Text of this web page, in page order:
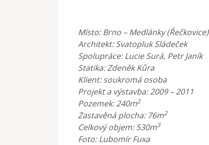
Místo: Brno – Medlánky (Řečkovice)
Architekt: Svatopluk Sládeček
Spolupráce: Lucie Surá, Petr Janík
Statika: Zdeněk Kůra
Klient: soukromá osoba
Projekt a výstavba: 2009 – 2011
Pozemek: 240m2
Zastavěná plocha: 76m2
Celkový objem: 530m3
Foto: Lubomír Fuxa